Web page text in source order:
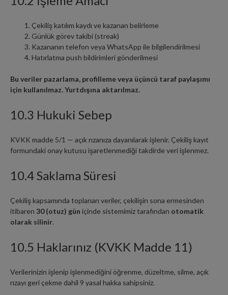
Çekiliş katılım kaydı ve kazanan belirleme
Günlük görev takibi (streak)
Kazananın telefon veya WhatsApp ile bilgilendirilmesi
Hatırlatma push bildirimleri gönderilmesi
Bu veriler pazarlama, profilleme veya üçüncü taraf paylaşımı
için kullanılmaz. Yurtdışına aktarılmaz.
10.3 Hukuki Sebep
KVKK madde 5/1 — açık rızanıza dayanılarak işlenir. Çekiliş kayıt
formundaki onay kutusu işaretlenmediği takdirde veri işlenmez.
10.4 Saklama Süresi
Çekiliş kapsamında toplanan veriler, çekilişin sona ermesinden
itibaren 30 (otuz) gün içinde sistemimiz tarafından otomatik
olarak silinir.
10.5 Haklarınız (KVKK Madde 11)
Verilerinizin işlenip işlenmediğini öğrenme, düzeltme, silme, açık
rızayı geri çekme dahil 9 yasal hakka sahipsiniz.